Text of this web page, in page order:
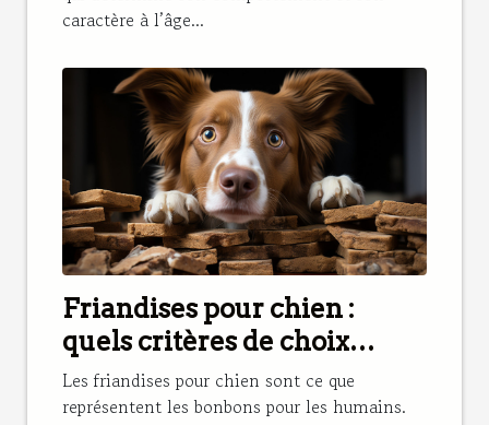
caractère à l’âge...
Friandises pour chien :
quels critères de choix
prendre en compte ?
Les friandises pour chien sont ce que
représentent les bonbons pour les humains.